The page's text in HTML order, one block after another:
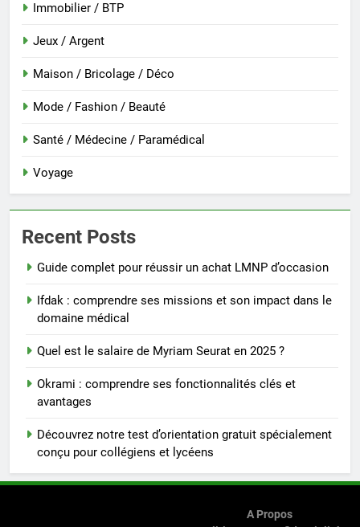
Immobilier / BTP
Jeux / Argent
Maison / Bricolage / Déco
Mode / Fashion / Beauté
Santé / Médecine / Paramédical
Voyage
Recent Posts
Guide complet pour réussir un achat LMNP d’occasion
Ifdak : comprendre ses missions et son impact dans le
domaine médical
Quel est le salaire de Myriam Seurat en 2025 ?
Okrami : comprendre ses fonctionnalités clés et
avantages
Découvrez notre test d’orientation gratuit spécialement
conçu pour collégiens et lycéens
A Propos